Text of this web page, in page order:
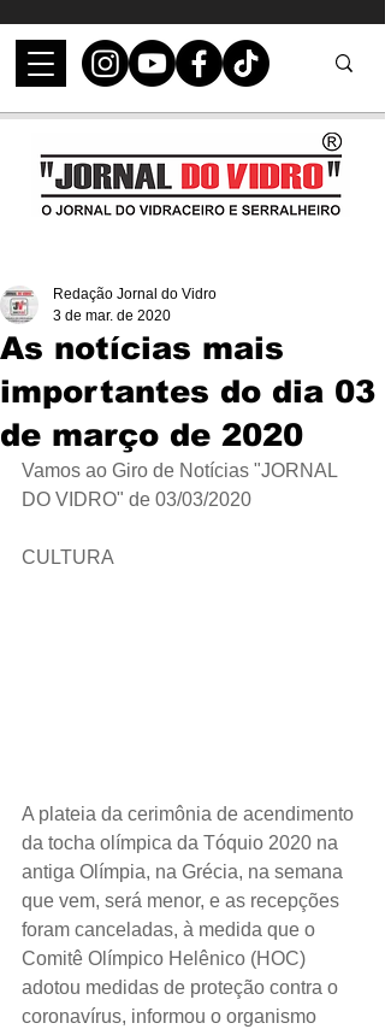
As notícias mais
importantes do dia 03
de março de 2020
Redação Jornal do Vidro
3 de mar. de 2020
Vamos ao Giro de Notícias "JORNAL
DO VIDRO" de 03/03/2020
CULTURA
A plateia da cerimônia de acendimento
da tocha olímpica da Tóquio 2020 na
antiga Olímpia, na Grécia, na semana
que vem, será menor, e as recepções
foram canceladas, à medida que o
Comitê Olímpico Helênico (HOC)
adotou medidas de proteção contra o
coronavírus, informou o organismo